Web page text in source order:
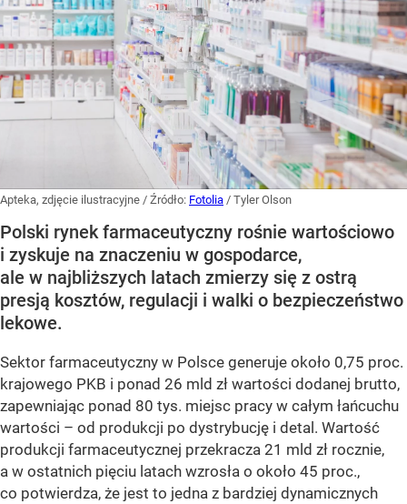
Apteka, zdjęcie ilustracyjne / Źródło: Fotolia / Tyler Olson
Polski rynek farmaceutyczny rośnie wartościowo
i zyskuje na znaczeniu w gospodarce,
ale w najbliższych latach zmierzy się z ostrą
presją kosztów, regulacji i walki o bezpieczeństwo
lekowe.
Sektor farmaceutyczny w Polsce generuje około 0,75 proc.
krajowego PKB i ponad 26 mld zł wartości dodanej brutto,
zapewniając ponad 80 tys. miejsc pracy w całym łańcuchu
wartości – od produkcji po dystrybucję i detal. Wartość
produkcji farmaceutycznej przekracza 21 mld zł rocznie,
a w ostatnich pięciu latach wzrosła o około 45 proc.,
co potwierdza, że jest to jedna z bardziej dynamicznych